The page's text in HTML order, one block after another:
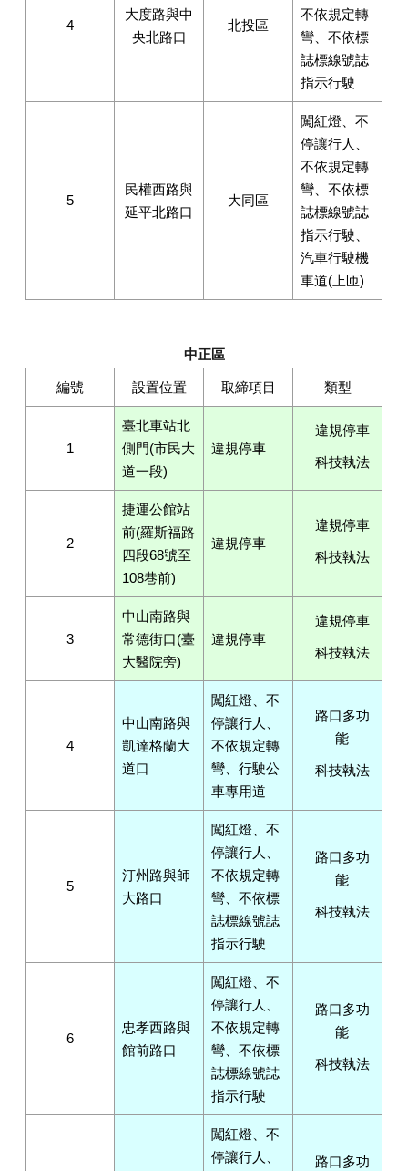
4
大度路與中
央北路口
北投區
不依規定轉
彎、不依標
誌標線號誌
指示行駛
5
民權西路與
延平北路口
大同區
闖紅燈、不
停讓行人、
不依規定轉
彎、不依標
誌標線號誌
指示行駛、
汽車行駛機
車道(上匝)
中正區
編號 設置位置 取締項目 類型
1
臺北車站北
側門(市民大
道一段)
違規停車
違規停車
科技執法
2
捷運公館站
前(羅斯福路
四段68號至
108巷前)
違規停車
違規停車
科技執法
3
中山南路與
常德街口(臺
大醫院旁)
違規停車
違規停車
科技執法
4
中山南路與
凱達格蘭大
道口
闖紅燈、不
停讓行人、
不依規定轉
彎、行駛公
車專用道
路口多功
能
科技執法
5
汀州路與師
大路口
闖紅燈、不
停讓行人、
不依規定轉
彎、不依標
誌標線號誌
指示行駛
路口多功
能
科技執法
6
忠孝西路與
館前路口
闖紅燈、不
停讓行人、
不依規定轉
彎、不依標
誌標線號誌
指示行駛
路口多功
能
科技執法
闖紅燈、不
停讓行人、
路口多功